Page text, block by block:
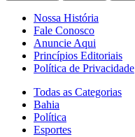
Nossa História
Fale Conosco
Anuncie Aqui
Princípios Editoriais
Política de Privacidade
Todas as Categorias
Bahia
Política
Esportes